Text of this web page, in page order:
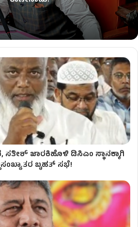
ಜಾರಕಿಹೊಳಿ ಡಿಸಿಎಂ ಸ್ಥಾನಕ್ಕಾಗಿ
ಬೃಹತ್ ಸಭೆ!